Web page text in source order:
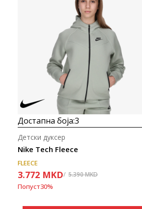
Uporedi
Достапна боја:3
Nike Tech Fleece
Детски дуксер
FLEECE
3.772 MKD 5.390MKD
Попуст30%